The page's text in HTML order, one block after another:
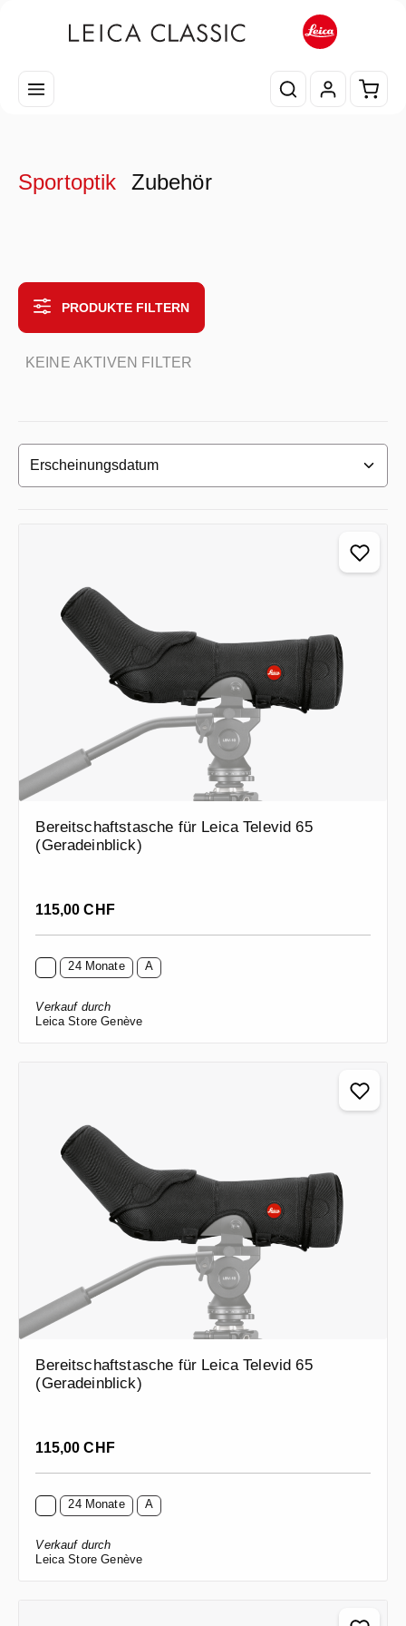
Sportoptik Zubehör
PRODUKTE FILTERN
KEINE AKTIVEN FILTER
Bereitschaftstasche für Leica Televid 65
(Geradeinblick)
Regulärer Preis:
115,00 CHF
24 Monate A
Verkauf durch
Leica Store Genève
Bereitschaftstasche für Leica Televid 65
(Geradeinblick)
Regulärer Preis:
115,00 CHF
24 Monate A
Verkauf durch
Leica Store Genève